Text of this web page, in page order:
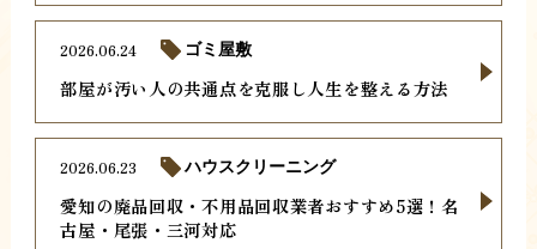
部屋が汚い人の共通点を克服し人生を整える方法
2026.06.24 ゴミ屋敷
愛知の廃品回収・不用品回収業者おすすめ5選！名
古屋・尾張・三河対応
2026.06.23 ハウスクリーニング